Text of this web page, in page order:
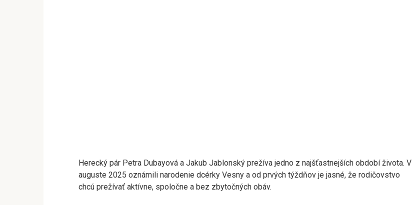
Herecký pár Petra Dubayová a Jakub Jablonský prežíva jedno z najšťastnejších období života. V
auguste 2025 oznámili narodenie dcérky Vesny a od prvých týždňov je jasné, že rodičovstvo
chcú prežívať aktívne, spoločne a bez zbytočných obáv.